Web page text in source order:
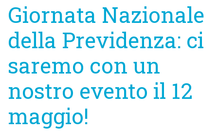
Giornata Nazionale
della Previdenza: ci
saremo con un
nostro evento il 12
maggio!